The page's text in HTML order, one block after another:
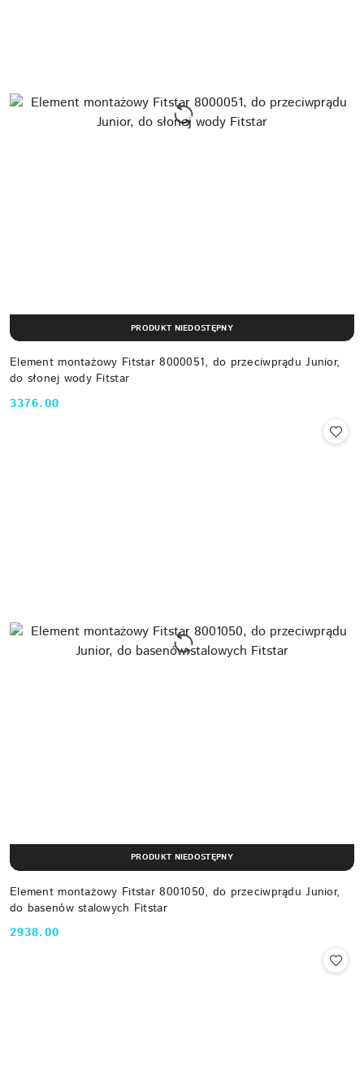
Element montażowy Fitstar 8000051, do przeciwprądu Junior,
do słonej wody Fitstar
Cena:
3376.00
PRODUKT NIEDOSTĘPNY
Element montażowy Fitstar 8001050, do przeciwprądu Junior,
do basenów stalowych Fitstar
Cena:
2938.00
PRODUKT NIEDOSTĘPNY